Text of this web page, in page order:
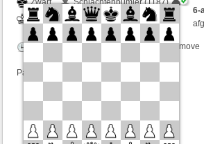
Zwart
Schlachtenbumler (1187)
Wit
JeLopes (1361)
Speelduur: 5 minutes/side + 8 seconds/move
Partij telt mee voor de ranglijst
6-